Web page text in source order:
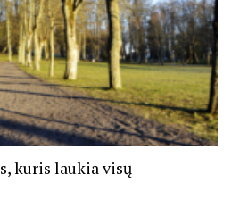
kuris laukia visų